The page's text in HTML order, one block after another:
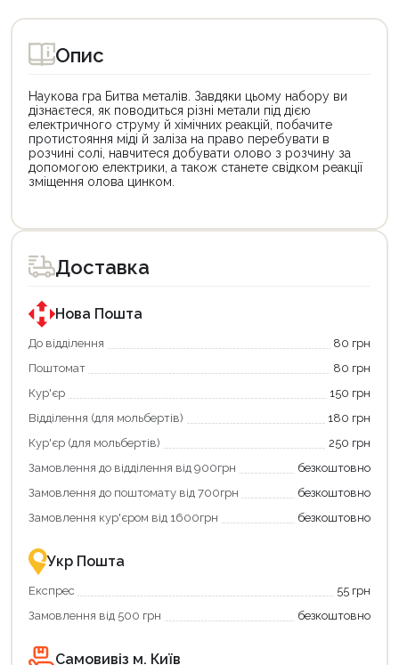
Опис
Наукова гра Битва металів. Завдяки цьому набору ви
дізнаєтеся, як поводиться різні метали під дією
електричного струму й хімічних реакцій, побачите
протистояння міді й заліза на право перебувати в
розчині солі, навчитеся добувати олово з розчину за
допомогою електрики, а також станете свідком реакції
зміщення олова цинком.
Доставка
Нова Пошта
До відділення
80 грн
Поштомат
80 грн
Кур'єр
150 грн
Відділення (для мольбертів)
180 грн
Кур'єр (для мольбертів)
250 грн
Замовлення до відділення від 900грн
безкоштовно
Замовлення до поштомату від 700грн
безкоштовно
Замовлення кур'єром від 1600грн
безкоштовно
Укр Пошта
Експрес
55 грн
Замовлення від 500 грн
безкоштовно
Самовивіз м. Київ